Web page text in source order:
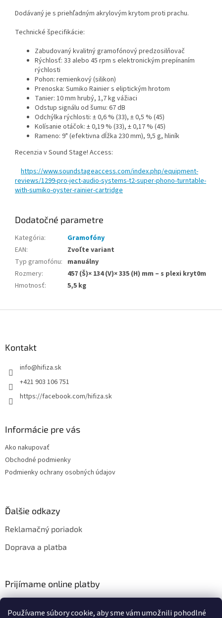
Používame súbory cookie, aby sme vám umožnili pohodlné
Dodávaný je s priehľadným akrylovým krytom proti prachu.
Technické špecifikácie:
Zabudovaný kvalitný gramofónový predzosilňovač
Rýchlosť: 33 alebo 45 rpm s elektronickým prepínaním
rýchlosti
Pohon: remienkový (silikon)
Prenoska: Sumiko Rainier s eliptickým hrotom
Tanier: 10 mm hrubý, 1,7 kg vážiaci
Odstup signálu od šumu: 67 dB
Odchýlka rýchlosti: ± 0,6 % (33), ± 0,5 % (45)
Kolísanie otáčok: ± 0,19 % (33), ± 0,17 % (45)
Rameno: 9" (efektivna dĺžka 230 mm), 9,5 g, hliník
Recenzia v Sound Stage! Access:
https://www.soundstageaccess.com/index.php/equipment-
reviews/1299-pro-ject-audio-systems-t2-super-phono-turntable-
with-sumiko-oyster-rainier-cartridge
Dodatočné parametre
Kategória:
Gramofóny
EAN:
Zvoľte variant
Typ gramofónu: manuálny
Rozmery:
457 (Š)× 134 (V)× 335 (H) mm – s plexi kryt0m
Hmotnosť: 5,5 kg
Kontakt
info@hifiza.sk
+421 903 106 751
https://facebook.com/hifiza.sk
Informácie pre vás
Ako nakupovať
Obchodné podmienky
Podmienky ochrany osobných údajov
Ďalšie odkazy
Reklamačný poriadok
Doprava a platba
Prijímame online platby